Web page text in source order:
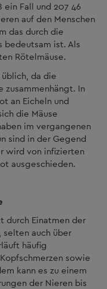
ein Fall und 207 46
auf den Menschen
das durch die
bedeutsam ist. Als
Rötelmäuse.
da die
zusammenhängt. In
an Eicheln und
die Mäuse
im vergangenen
sind in der Gegend
wird von infizierten
ausgeschieden.
durch Einatmen der
selten auch über
häufig
sowie
kann es zu einem
der Nieren bis